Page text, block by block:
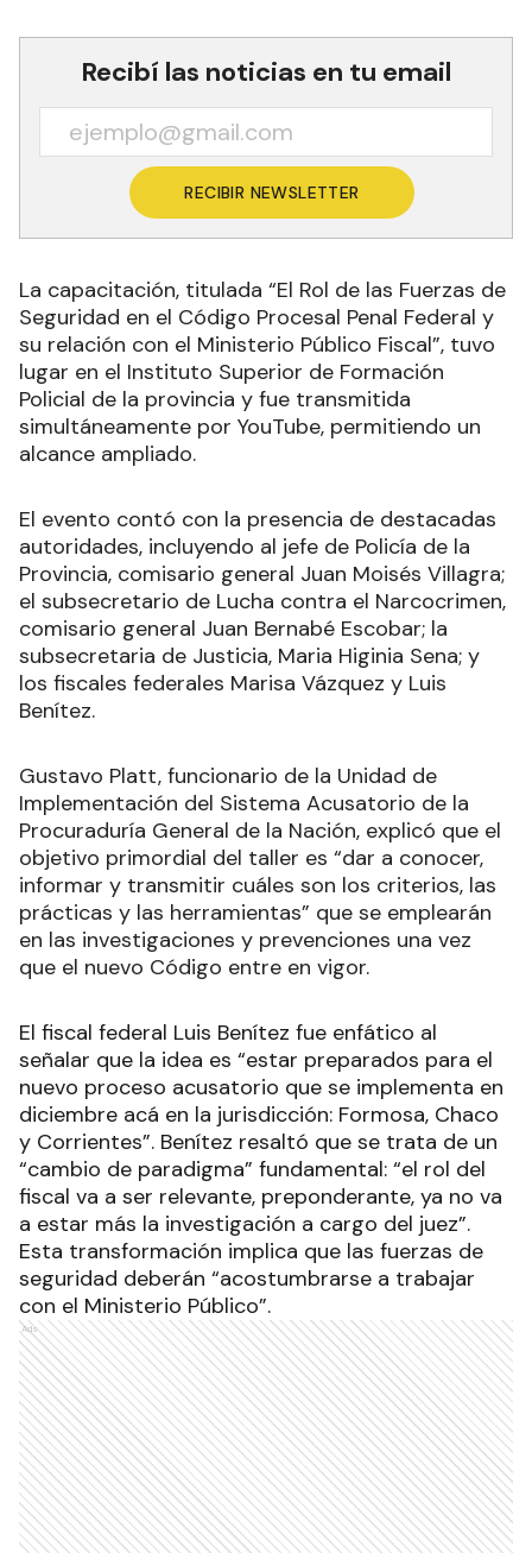
Recibí las noticias en tu email
RECIBIR NEWSLETTER
La capacitación, titulada “El Rol de las Fuerzas de
Seguridad en el Código Procesal Penal Federal y
su relación con el Ministerio Público Fiscal”, tuvo
lugar en el Instituto Superior de Formación
Policial de la provincia y fue transmitida
simultáneamente por YouTube, permitiendo un
alcance ampliado.
El evento contó con la presencia de destacadas
autoridades, incluyendo al jefe de Policía de la
Provincia, comisario general Juan Moisés Villagra;
el subsecretario de Lucha contra el Narcocrimen,
comisario general Juan Bernabé Escobar; la
subsecretaria de Justicia, Maria Higinia Sena; y
los fiscales federales Marisa Vázquez y Luis
Benítez.
Gustavo Platt, funcionario de la Unidad de
Implementación del Sistema Acusatorio de la
Procuraduría General de la Nación, explicó que el
objetivo primordial del taller es “dar a conocer,
informar y transmitir cuáles son los criterios, las
prácticas y las herramientas” que se emplearán
en las investigaciones y prevenciones una vez
que el nuevo Código entre en vigor.
El fiscal federal Luis Benítez fue enfático al
señalar que la idea es “estar preparados para el
nuevo proceso acusatorio que se implementa en
diciembre acá en la jurisdicción: Formosa, Chaco
y Corrientes”. Benítez resaltó que se trata de un
“cambio de paradigma” fundamental: “el rol del
fiscal va a ser relevante, preponderante, ya no va
a estar más la investigación a cargo del juez”.
Esta transformación implica que las fuerzas de
seguridad deberán “acostumbrarse a trabajar
con el Ministerio Público”.
Ads